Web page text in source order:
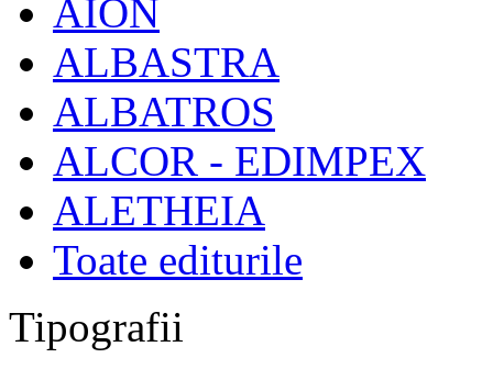
AION
ALBASTRA
ALBATROS
ALCOR - EDIMPEX
ALETHEIA
Toate editurile
Tipografii